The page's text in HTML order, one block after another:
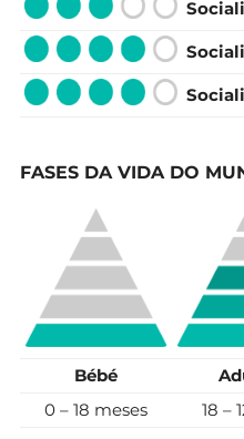
FASES DA VIDA DO
Bébé
0 – 18 meses
18 –